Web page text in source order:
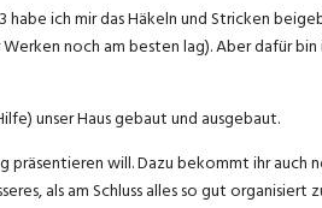
ich mir das Häkeln und Stricken
noch am besten lag). Aber dafür
unser Haus gebaut und ausgebaut.
will. Dazu bekommt ihr auch
als am Schluss alles so gut organisiert